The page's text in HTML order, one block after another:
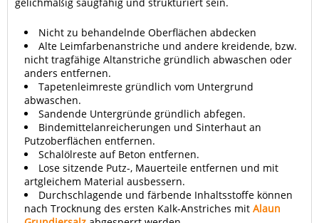
Nicht zu behandelnde Oberflächen abdecken
Alte Leimfarbenanstriche und andere kreidende, bzw.
nicht tragfähige Altanstriche gründlich abwaschen oder
anders entfernen.
Tapetenleimreste gründlich vom Untergrund
abwaschen.
Sandende Untergründe gründlich abfegen.
Bindemittelanreicherungen und Sinterhaut an
Putzoberflächen entfernen.
Schalölreste auf Beton entfernen.
Lose sitzende Putz-, Mauerteile entfernen und mit
artgleichem Material ausbessern.
Durchschlagende und färbende Inhaltsstoffe können
nach Trocknung des ersten Kalk-Anstriches mitAlaun